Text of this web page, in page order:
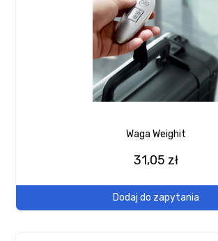
Waga Weighit
31,05 zł
Dodaj do zapytania